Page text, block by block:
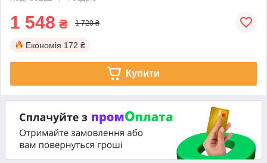
1 548 ₴ 1 720 ₴
Економія 172 ₴
Купити